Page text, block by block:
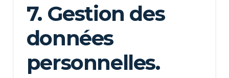
7. Gestion des
données
personnelles.